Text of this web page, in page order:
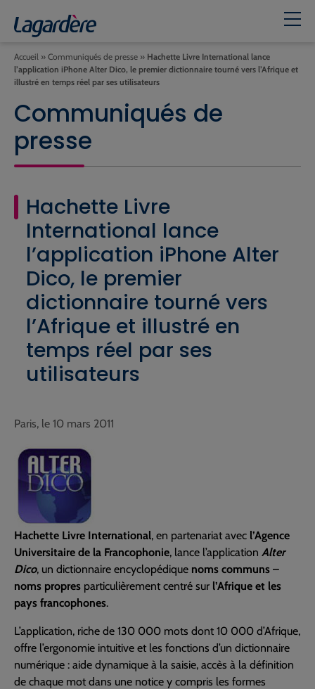
Accueil » Communiqués de presse » Hachette Livre International lance
l’application iPhone Alter Dico, le premier dictionnaire tourné vers l’Afrique et
illustré en temps réel par ses utilisateurs
Communiqués de
presse
Hachette Livre
International lance
l’application iPhone Alter
Dico, le premier
dictionnaire tourné vers
l’Afrique et illustré en
temps réel par ses
utilisateurs
Paris, le 10 mars 2011
Hachette Livre International, en partenariat avec l’Agence
Universitaire de la Francophonie, lance l’application Alter
Dico, un dictionnaire encyclopédique noms communs –
noms propres particulièrement centré sur l’Afrique et les
pays francophones.
L’application, riche de 130 000 mots dont 10 000 d’Afrique,
offre l’ergonomie intuitive et les fonctions d’un dictionnaire
numérique : aide dynamique à la saisie, accès à la définition
de chaque mot dans une notice y compris les formes